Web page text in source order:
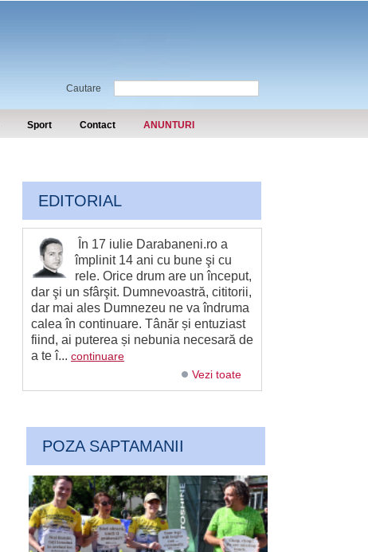
Cautare
Sport Contact ANUNTURI
EDITORIAL
În 17 iulie Darabaneni.ro a
împlinit 14 ani cu bune şi cu
rele. Orice drum are un început,
dar şi un sfârşit. Dumnevoastră, cititorii,
dar mai ales Dumnezeu ne va îndruma
calea în continuare. Tânăr și entuziast
fiind, ai puterea și nebunia necesară de
a te î... continuare
Vezi toate
POZA SAPTAMANII